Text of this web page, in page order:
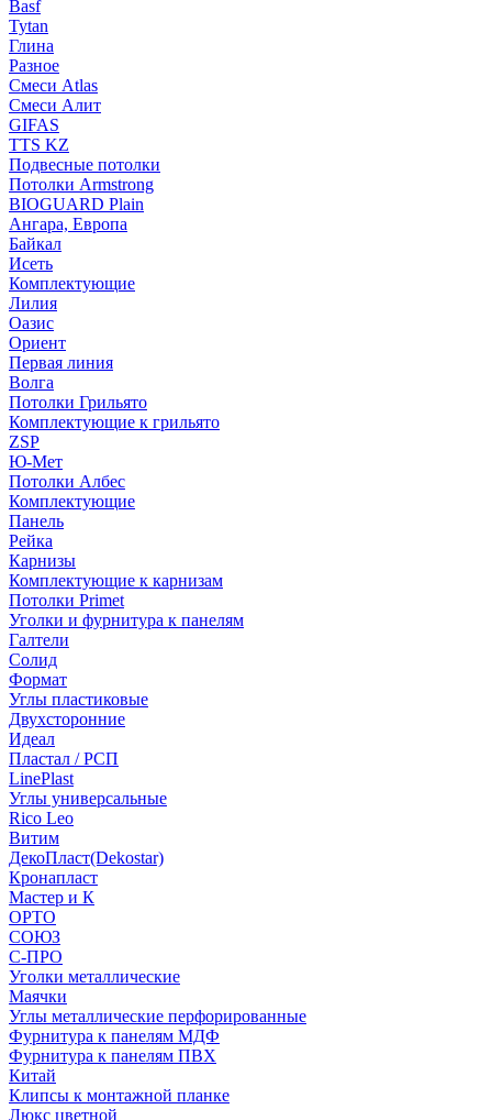
Basf
Tytan
Глина
Разное
Смеси Atlas
Смеси Алит
GIFAS
TTS KZ
Подвесные потолки
Потолки Armstrong
BIOGUARD Plain
Ангара, Европа
Байкал
Исеть
Комплектующие
Лилия
Оазис
Ориент
Первая линия
Волга
Потолки Грильято
Комплектующие к грильято
ZSP
Ю-Мет
Потолки Албес
Комплектующие
Панель
Рейка
Карнизы
Комплектующие к карнизам
Потолки Primet
Уголки и фурнитура к панелям
Галтели
Солид
Формат
Углы пластиковые
Двухсторонние
Идеал
Пластал / РСП
LinePlast
Углы универсальные
Rico Leo
Витим
ДекоПласт(Dekostar)
Кронапласт
Мастер и К
ОРТО
СОЮЗ
С-ПРО
Уголки металлические
Маячки
Углы металлические перфорированные
Фурнитура к панелям МДФ
Фурнитура к панелям ПВХ
Китай
Клипсы к монтажной планке
Люкс цветной